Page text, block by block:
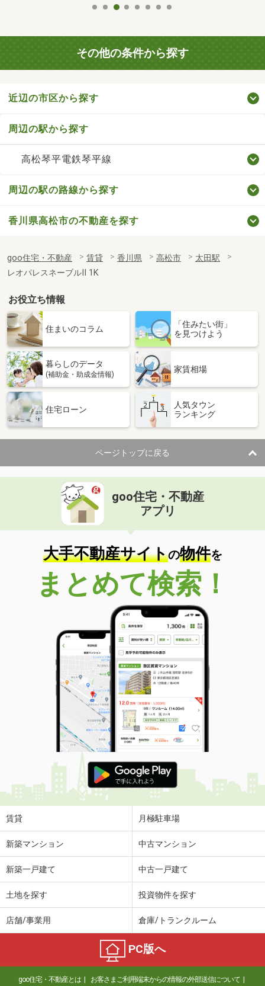
その他の条件から探す
近辺の市区から探す
周辺の駅から探す
高松琴平電鉄琴平線
周辺の駅の路線から探す
香川県高松市の不動産を探す
goo住宅・不動産 賃貸 香川県 高松市
太田駅
レオパレスネーブルⅡ 1K
お役立ち情報
住まいのコラム
「住みたい街」
を見つけよう
暮らしのデータ
(補助金・助成金情報)
家賃相場
住宅ローン
人気タウン
ランキング
ページトップに戻る
goo住宅・不動産
アプリ
大手不動産サイトの物件を
まとめて検索！
賃貸 月極駐車場
新築マンション 中古マンション
新築一戸建て 中古一戸建て
土地を探す 投資物件を探す
店舗/事業用 倉庫/トランクルーム
PC版へ
goo住宅・不動産とは お客さまご利用端末からの情報の外部送信について